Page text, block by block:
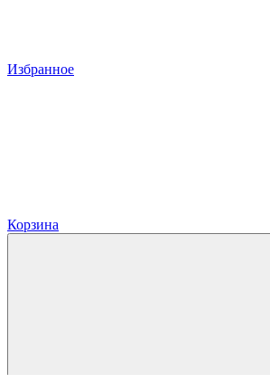
Избранное
Корзина